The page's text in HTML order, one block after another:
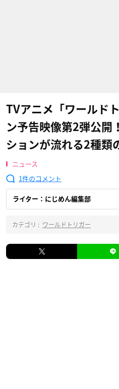
TVアニメ「ワールド
ン予告映像第2弾公開
ションが流れる2種類
ニュース
1
ライター：にじめん編集部
カテゴリ : ワールドトリガー